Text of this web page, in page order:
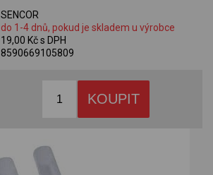
SENCOR
do 1-4 dnů, pokud je skladem u výrobce
19,00 Kč s DPH
8590669105809